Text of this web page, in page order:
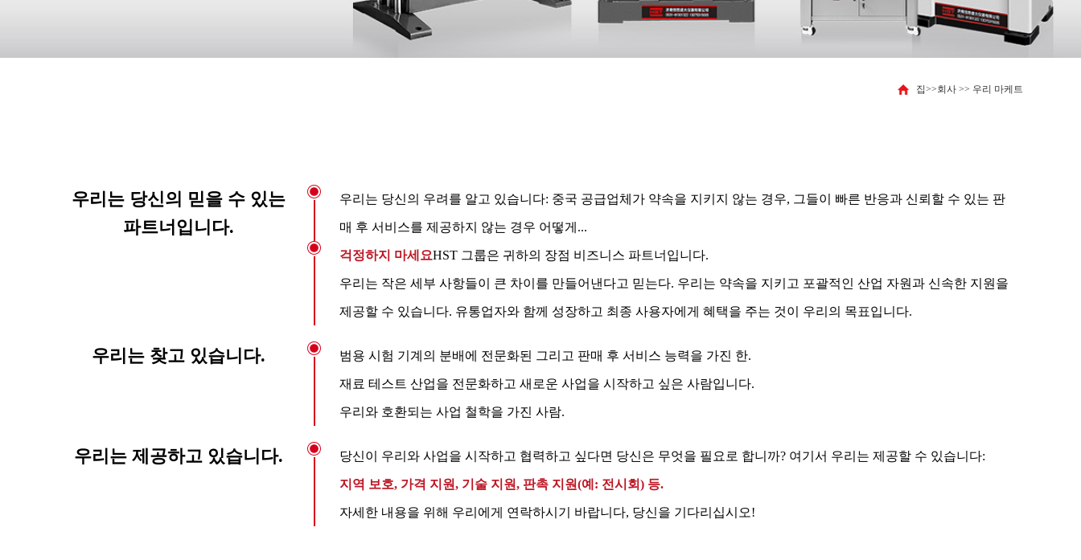
집>>회사 >> 우리 마케트
우리는 당신의 믿을 수 있는
파트너입니다.
우리는 당신의 우려를 알고 있습니다: 중국 공급업체가 약속을 지키지 않는 경우, 그들이 빠른 반응과 신뢰할 수 있는 판
매 후 서비스를 제공하지 않는 경우 어떻게...
걱정하지 마세요HST 그룹은 귀하의 장점 비즈니스 파트너입니다.
우리는 작은 세부 사항들이 큰 차이를 만들어낸다고 믿는다. 우리는 약속을 지키고 포괄적인 산업 자원과 신속한 지원을
제공할 수 있습니다. 유통업자와 함께 성장하고 최종 사용자에게 혜택을 주는 것이 우리의 목표입니다.
우리는 찾고 있습니다. 범용 시험 기계의 분배에 전문화된 그리고 판매 후 서비스 능력을 가진 한.
재료 테스트 산업을 전문화하고 새로운 사업을 시작하고 싶은 사람입니다.
우리와 호환되는 사업 철학을 가진 사람.
우리는 제공하고 있습니다. 당신이 우리와 사업을 시작하고 협력하고 싶다면 당신은 무엇을 필요로 합니까? 여기서 우리는 제공할 수 있습니다:
지역 보호, 가격 지원, 기술 지원, 판촉 지원(예: 전시회) 등.
자세한 내용을 위해 우리에게 연락하시기 바랍니다, 당신을 기다리십시오!